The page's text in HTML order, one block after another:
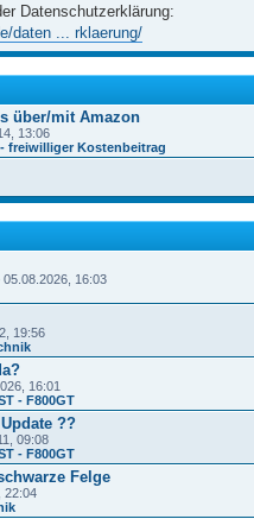
Datenschutzerklärung:
daten ... rklaerung/
über/mit Amazon
13:06
freiwilliger Kostenbeitrag
05.08.2026, 16:03
19:56
16:01
- F800GT
??
09:08
- F800GT
Felge
22:04